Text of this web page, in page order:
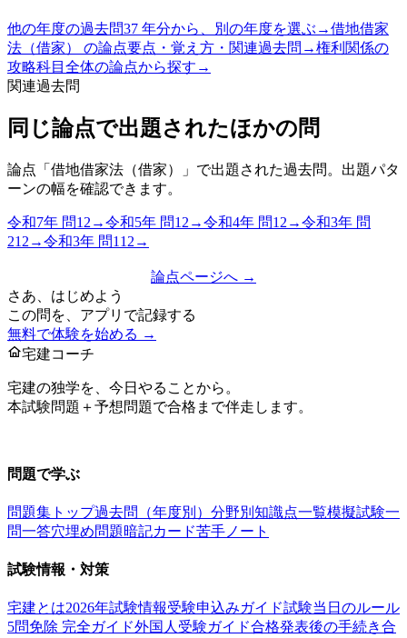
他の年度の過去問37 年分から、別の年度を選ぶ →借地借家
法（借家）
の論点要点・覚え方・関連過去問 →権利関係の
攻略科目全体の論点から探す →
関連過去問
同じ論点で出題されたほかの問
論点「 借地借家法（借家）
」で出題された過去問。出題パタ
ーンの幅を確認できます。
令和7年 問12 →令和5年 問12 →令和4年 問12 →令和3年 問
212 →令和3年 問112 →
論点ページへ →
さあ、はじめよう
この問を、アプリで記録する
無料で体験を始める →
宅建コーチ
宅建の独学を、今日やることから。
本試験問題＋予想問題で合格まで伴走します。
問題で学ぶ
問題集トップ過去問（年度別） 分野別 知識点一覧模擬試験一
問一答穴埋め問題暗記カード苦手ノート
試験情報・対策
宅建とは2026年試験情報受験申込みガイド試験当日のルール
5問免除 完全ガイド外国人受験ガイド合格発表後の手続き合